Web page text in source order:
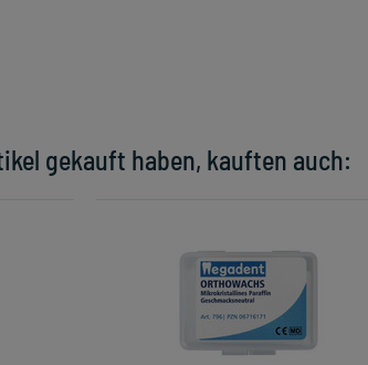
gekauft haben, kauften auch: